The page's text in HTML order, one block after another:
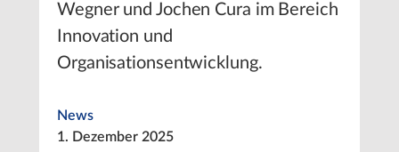
Wegner und Jochen Cura im Bereich
Innovation und
Organisationsentwicklung.
News
1. Dezember 2025